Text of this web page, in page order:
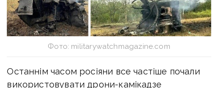
Фото: militarywatchmagazine.com
Останнім часом росіяни все частіше почали
використовувати дрони-камікадзе